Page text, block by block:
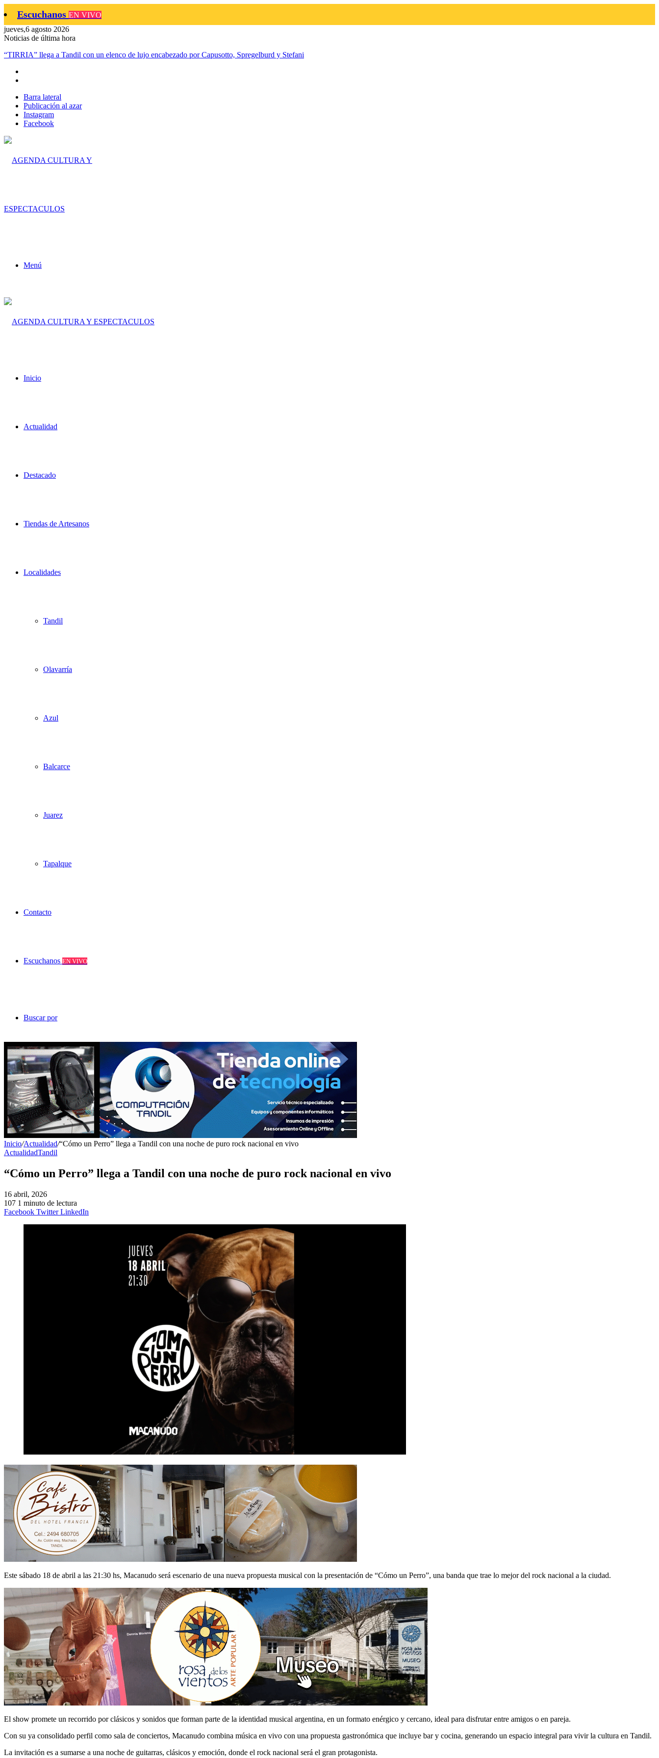
Escuchanos EN VIVO
jueves,6 agosto 2026
Noticias de última hora
“TIRRIA” llega a Tandil con un elenco de lujo encabezado por Capusotto, Spregelburd y Stefani
Barra lateral
Publicación al azar
Instagram
Facebook
Menú
Inicio
Actualidad
Destacado
Tiendas de Artesanos
Localidades
Tandil
Olavarría
Azul
Balcarce
Juarez
Tapalque
Contacto
Escuchanos EN VIVO
Buscar por
Inicio/Actualidad/“Cómo un Perro” llega a Tandil con una noche de puro rock nacional en vivo
ActualidadTandil
“Cómo un Perro” llega a Tandil con una noche de puro rock nacional en vivo
16 abril, 2026
107 1 minuto de lectura
Facebook Twitter LinkedIn
Este sábado 18 de abril a las 21:30 hs, Macanudo será escenario de una nueva propuesta musical con la presentación de “Cómo un Perro”, una banda que trae lo mejor del rock nacional a la ciudad.
El show promete un recorrido por clásicos y sonidos que forman parte de la identidad musical argentina, en un formato enérgico y cercano, ideal para disfrutar entre amigos o en pareja.
Con su ya consolidado perfil como sala de conciertos, Macanudo combina música en vivo con una propuesta gastronómica que incluye bar y cocina, generando un espacio integral para vivir la cultura en Tandil.
La invitación es a sumarse a una noche de guitarras, clásicos y emoción, donde el rock nacional será el gran protagonista.